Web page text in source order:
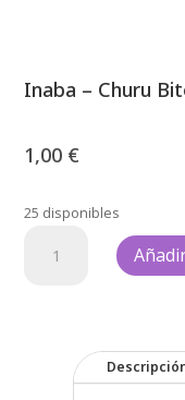
Inaba – Churu
1,00 €
25 disponibles
Salmón